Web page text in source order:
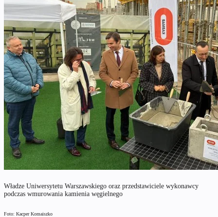
Władze Uniwersytetu Warszawskiego oraz przedstawiciele wykonawcy
podczas wmurowania kamienia węgielnego
Foto: Kacper Komaiszko